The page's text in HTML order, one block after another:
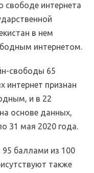
свободе интернета
в нем
интернетом.
свободы 65
интернет признан
и в 22
основе данных,
31 мая 2020 года.
95 баллами из 100
также